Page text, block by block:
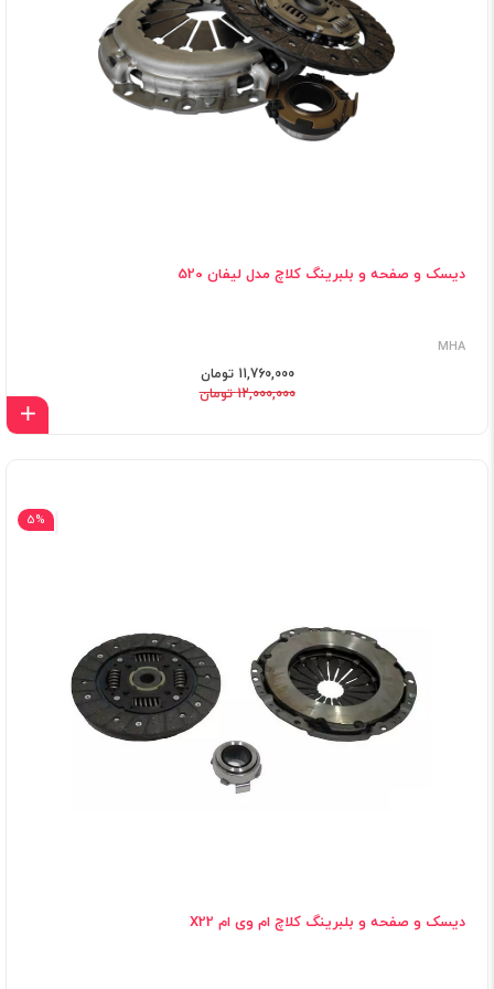
دیسک و صفحه و بلبرینگ کلاچ مدل لیفان 520
MHA
11,760,000 تومان
12,000,000 تومان
5%
دیسک و صفحه و بلبرینگ کلاچ ام وی ام X22